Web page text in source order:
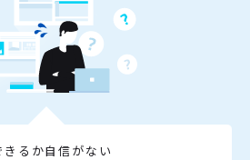
るか自信がない